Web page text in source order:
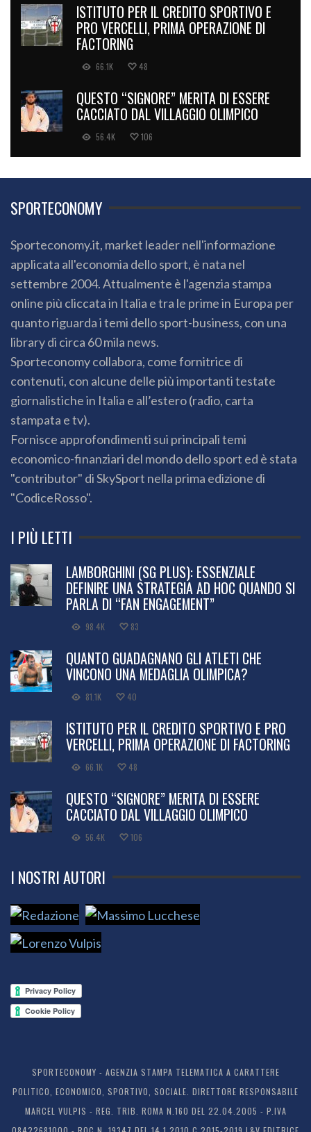
ISTITUTO PER IL CREDITO SPORTIVO E
PRO VERCELLI, PRIMA OPERAZIONE DI
FACTORING
66.1K 48
QUESTO “SIGNORE” MERITA DI ESSERE
CACCIATO DAL VILLAGGIO OLIMPICO
56.4K 106
SPORTECONOMY
Sporteconomy.it, market leader nell'informazione
applicata all'economia dello sport, è nata nel
settembre 2004. Attualmente è l'agenzia stampa
online più cliccata in Italia e tra le prime in Europa per
quanto riguarda i temi dello sport-business, con una
library di circa 60 mila news.
Sporteconomy collabora, come fornitrice di
contenuti, con alcune delle più importanti testate
giornalistiche in Italia e all’estero (radio, carta
stampata e tv).
Fornisce approfondimenti sui principali temi
economico-finanziari del mondo dello sport ed è stata
"contributor" di SkySport nella prima edizione di
"CodiceRosso".
I PIÙ LETTI
LAMBORGHINI (SG PLUS): ESSENZIALE
DEFINIRE UNA STRATEGIA AD HOC QUANDO SI
PARLA DI “FAN ENGAGEMENT”
98.4K 83
QUANTO GUADAGNANO GLI ATLETI CHE
VINCONO UNA MEDAGLIA OLIMPICA?
81.1K 40
ISTITUTO PER IL CREDITO SPORTIVO E PRO
VERCELLI, PRIMA OPERAZIONE DI FACTORING
66.1K 48
QUESTO “SIGNORE” MERITA DI ESSERE
CACCIATO DAL VILLAGGIO OLIMPICO
56.4K 106
I NOSTRI AUTORI
SPORTECONOMY - AGENZIA STAMPA TELEMATICA A CARATTERE
POLITICO, ECONOMICO, SPORTIVO, SOCIALE. DIRETTORE RESPONSABILE
MARCEL VULPIS - REG. TRIB. ROMA N.160 DEL 22.04.2005 - P.IVA